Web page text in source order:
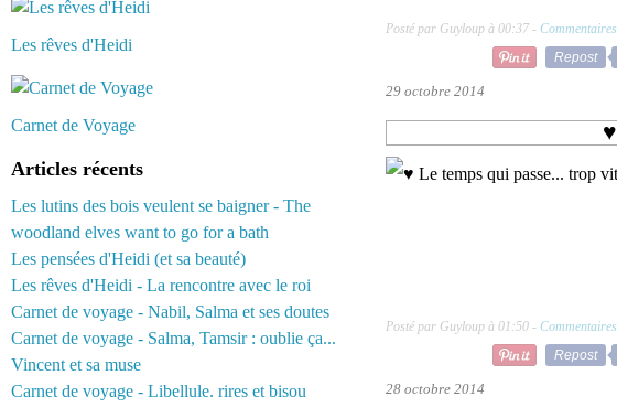
Les rêves d'Heidi
Carnet de Voyage
Articles récents
Les lutins des bois veulent se baigner - The
woodland elves want to go for a bath
Les pensées d'Heidi (et sa beauté)
Les rêves d'Heidi - La rencontre avec le roi
Carnet de voyage - Nabil, Salma et ses doutes
Carnet de voyage - Salma, Tamsir : oublie ça...
Vincent et sa muse
Carnet de voyage - Libellule. rires et bisou
Posté par Guyloup à 00:37 -
Repost
29 octobre 2014
Posté par Guyloup à 01:50 -
Repost
28 octobre 2014